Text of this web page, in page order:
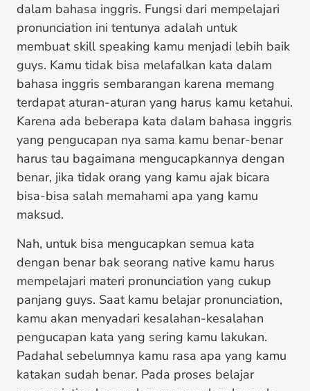
dalam bahasa inggris. Fungsi dari mempelajari
pronunciation ini tentunya adalah untuk
membuat skill speaking kamu menjadi lebih baik
guys. Kamu tidak bisa melafalkan kata dalam
bahasa inggris sembarangan karena memang
terdapat aturan-aturan yang harus kamu ketahui.
Karena ada beberapa kata dalam bahasa inggris
yang pengucapan nya sama kamu benar-benar
harus tau bagaimana mengucapkannya dengan
benar, jika tidak orang yang kamu ajak bicara
bisa-bisa salah memahami apa yang kamu
maksud.
Nah, untuk bisa mengucapkan semua kata
dengan benar bak seorang native kamu harus
mempelajari materi pronunciation yang cukup
panjang guys. Saat kamu belajar pronunciation,
kamu akan menyadari kesalahan-kesalahan
pengucapan kata yang sering kamu lakukan.
Padahal sebelumnya kamu rasa apa yang kamu
katakan sudah benar. Pada proses belajar